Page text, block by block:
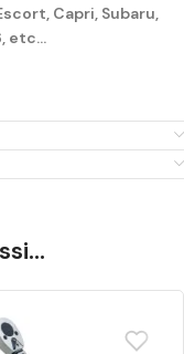
Capri, Subaru,
etc…